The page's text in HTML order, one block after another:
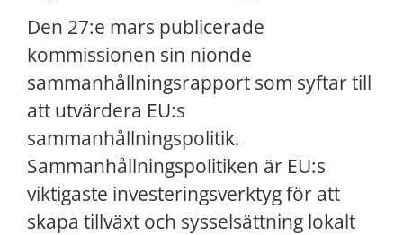
Den 27:e mars publicerade
kommissionen sin nionde
sammanhållningsrapport som syftar till
att utvärdera EU:s
sammanhållningspolitik.
Sammanhållningspolitiken är EU:s
viktigaste investeringsverktyg för att
skapa tillväxt och sysselsättning lokalt